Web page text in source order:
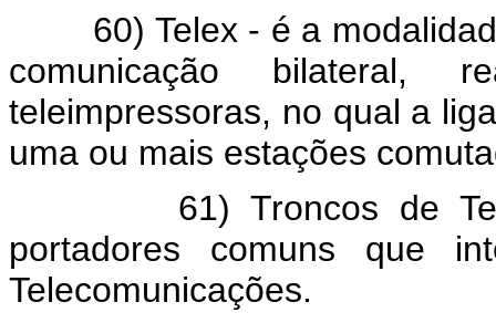
60) Telex - é a
comunicação bilateral,
teleimpressoras, no qual a
uma ou mais estações
61) Troncos de
portadores comuns que
Telecomunicações.